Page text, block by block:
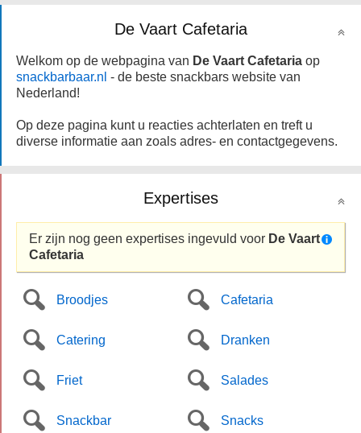
De Vaart Cafetaria
Welkom op de webpagina van De Vaart Cafetaria op
snackbarbaar.nl - de beste snackbars website van
Nederland!
Op deze pagina kunt u reacties achterlaten en treft u
diverse informatie aan zoals adres- en contactgegevens.
Expertises
Er zijn nog geen expertises ingevuld voor De Vaart
Cafetaria
Broodjes Cafetaria
Catering Dranken
Friet Salades
Snackbar Snacks